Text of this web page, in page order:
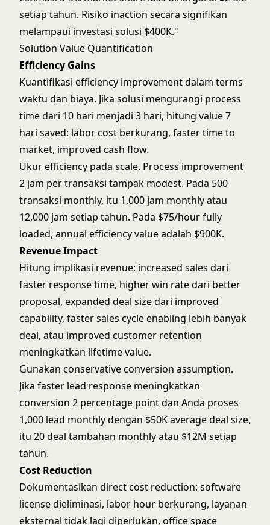
setiap tahun. Risiko inaction secara signifikan
melampaui investasi solusi $400K."
Solution Value Quantification
Efficiency Gains
Kuantifikasi efficiency improvement dalam terms
waktu dan biaya. Jika solusi mengurangi process
time dari 10 hari menjadi 3 hari, hitung value 7
hari saved: labor cost berkurang, faster time to
market, improved cash flow.
Ukur efficiency pada scale. Process improvement
2 jam per transaksi tampak modest. Pada 500
transaksi monthly, itu 1,000 jam monthly atau
12,000 jam setiap tahun. Pada $75/hour fully
loaded, annual efficiency value adalah $900K.
Revenue Impact
Hitung implikasi revenue: increased sales dari
faster response time, higher win rate dari better
proposal, expanded deal size dari improved
capability, faster sales cycle enabling lebih banyak
deal, atau improved customer retention
meningkatkan lifetime value.
Gunakan conservative conversion assumption.
Jika faster lead response meningkatkan
conversion 2 percentage point dan Anda proses
1,000 lead monthly dengan $50K average deal size,
itu 20 deal tambahan monthly atau $12M setiap
tahun.
Cost Reduction
Dokumentasikan direct cost reduction: software
license dieliminasi, labor hour berkurang, layanan
eksternal tidak lagi diperlukan, office space